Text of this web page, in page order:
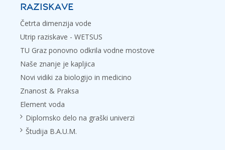
RAZISKAVE
Četrta dimenzija vode
Utrip raziskave - WETSUS
TU Graz ponovno odkrila vodne mostove
Naše znanje je kapljica
Novi vidiki za biologijo in medicino
Znanost & Praksa
Element voda
Diplomsko delo na graški univerzi
Študija B.A.U.M.